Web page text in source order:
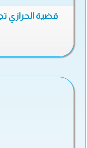
قضية الحرازي